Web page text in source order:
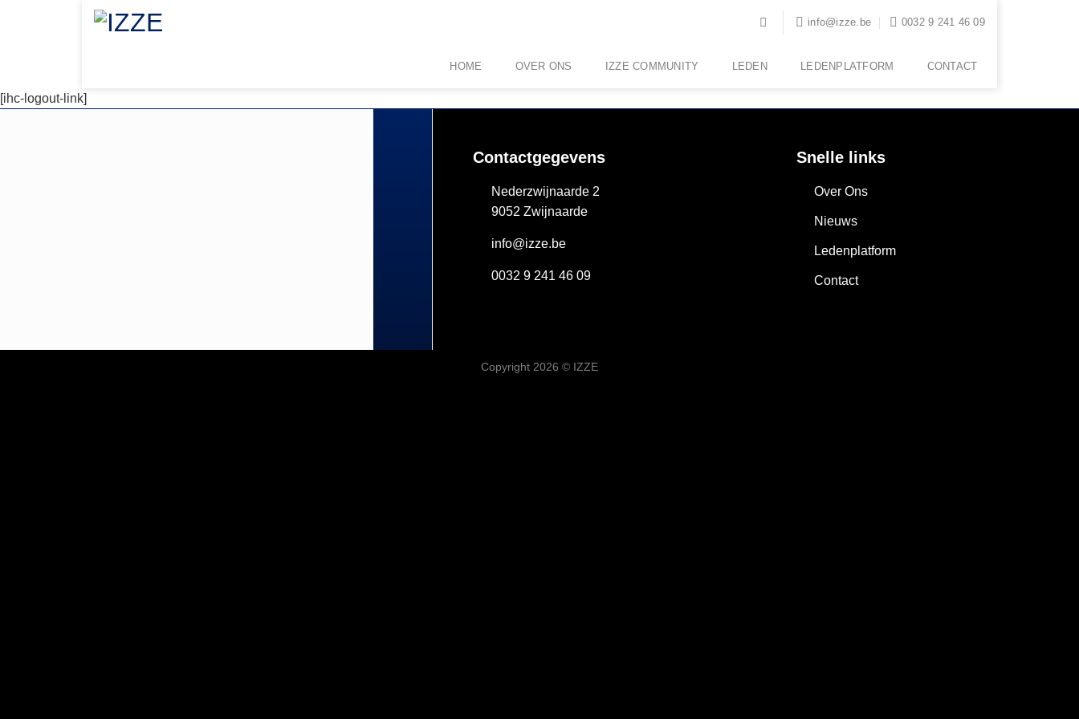
info@izze.be 0032 9 241 46 09
HOME OVER ONS IZZE COMMUNITY LEDEN LEDENPLATFORM CONTACT
[ihc-logout-link]
Contactgegevens
Nederzwijnaarde 2
9052 Zwijnaarde
info@izze.be
0032 9 241 46 09
Snelle links
Over Ons
Nieuws
Ledenplatform
Contact
Copyright 2026 © IZZE